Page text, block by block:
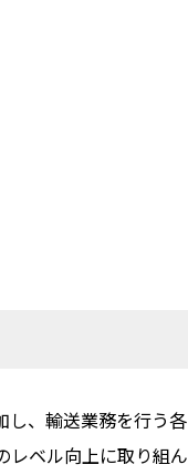
し、輸送業務を行う各
レベル向上に取り組ん